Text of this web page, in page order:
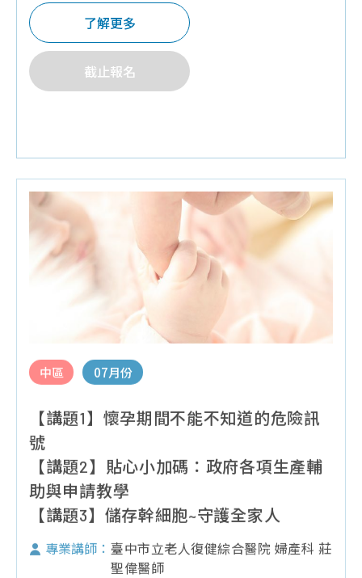
♦其他:為維護上課品質，6歲以下孩童請勿進入
了解更多
截止報名
中區 07月份
【講題1】懷孕期間不能不知道的危險訊
號
【講題2】貼心小加碼：政府各項生產輔
助與申請教學
【講題3】儲存幹細胞~守護全家人
專業講師： 臺中市立老人復健綜合醫院 婦產科 莊
聖偉醫師